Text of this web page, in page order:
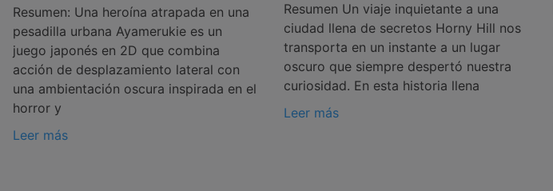
Resumen: Una heroína atrapada en una
pesadilla urbana Ayamerukie es un
juego japonés en 2D que combina
acción de desplazamiento lateral con
una ambientación oscura inspirada en el
horror y
Leer más
Resumen Un viaje inquietante a una
ciudad llena de secretos Horny Hill nos
transporta en un instante a un lugar
oscuro que siempre despertó nuestra
curiosidad. En esta historia llena
Leer más